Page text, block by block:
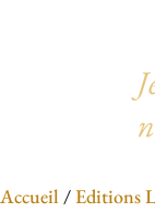
Accueil /Editions